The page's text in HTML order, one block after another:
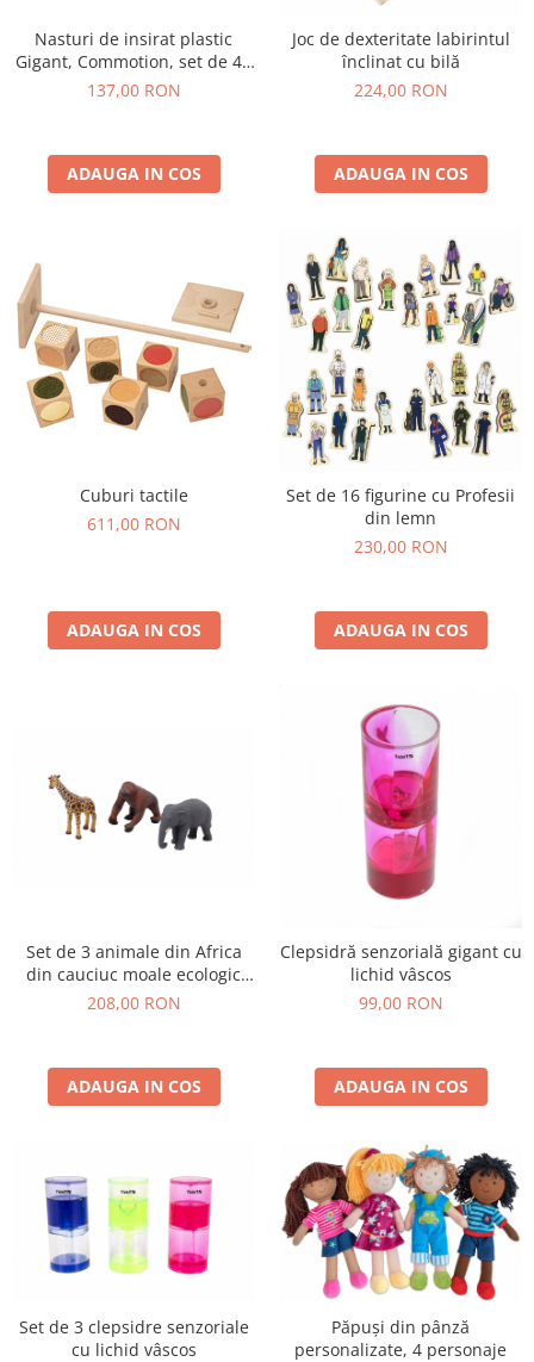
Educatie inovativa
Anatomie
Experimente
Forme
Jucării interactive
Lumina
Lumini si culori
Magnetism
Matematica
Pregătire pentru școală
Hama Maxi Sticks
Margele HAMA MAXI
Stimulare senzoriala
Stimulare auditiva
Stimulare olfactivă
Nasturi de insirat plastic
Gigant, Commotion, set de 44
bucati, multicolor
137,00 RON
ADAUGA IN COS
Joc de dexteritate labirintul
înclinat cu bilă
224,00 RON
ADAUGA IN COS
Cuburi tactile
611,00 RON
ADAUGA IN COS
Set de 16 figurine cu Profesii
din lemn
230,00 RON
ADAUGA IN COS
Set de 3 animale din Africa
din cauciuc moale ecologic
dimensiune medie 21cm
208,00 RON
ADAUGA IN COS
Clepsidră senzorială gigant cu
lichid vâscos
99,00 RON
ADAUGA IN COS
Set de 3 clepsidre senzoriale
cu lichid vâscos
Păpuși din pânză
personalizate, 4 personaje